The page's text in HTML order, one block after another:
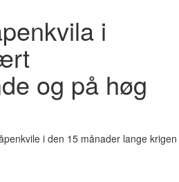
i
og på høg
i den 15 månader lange krigen